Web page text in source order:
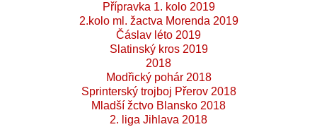
Přípravka 1. kolo 2019
2.kolo ml. žactva Morenda 2019
Čáslav léto 2019
Slatinský kros 2019
2018
Modřický pohár 2018
Sprinterský trojboj Přerov 2018
Mladší žctvo Blansko 2018
2. liga Jihlava 2018